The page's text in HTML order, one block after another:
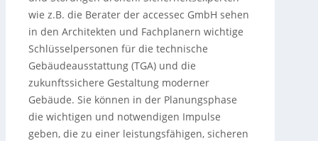
wie z.B. die Berater der accessec GmbH sehen
in den Architekten und Fachplanern wichtige
Schlüsselpersonen für die technische
Gebäudeausstattung (TGA) und die
zukunftssichere Gestaltung moderner
Gebäude. Sie können in der Planungsphase
die wichtigen und notwendigen Impulse
geben, die zu einer leistungsfähigen, sicheren